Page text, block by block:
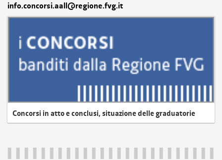
info.concorsi.aall@regione.fvg.it
Concorsi in atto e conclusi, situazione delle graduatorie